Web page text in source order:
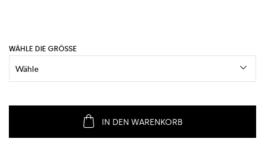
WÄHLE DIE GRÖSSE
IN DEN WARENKORB